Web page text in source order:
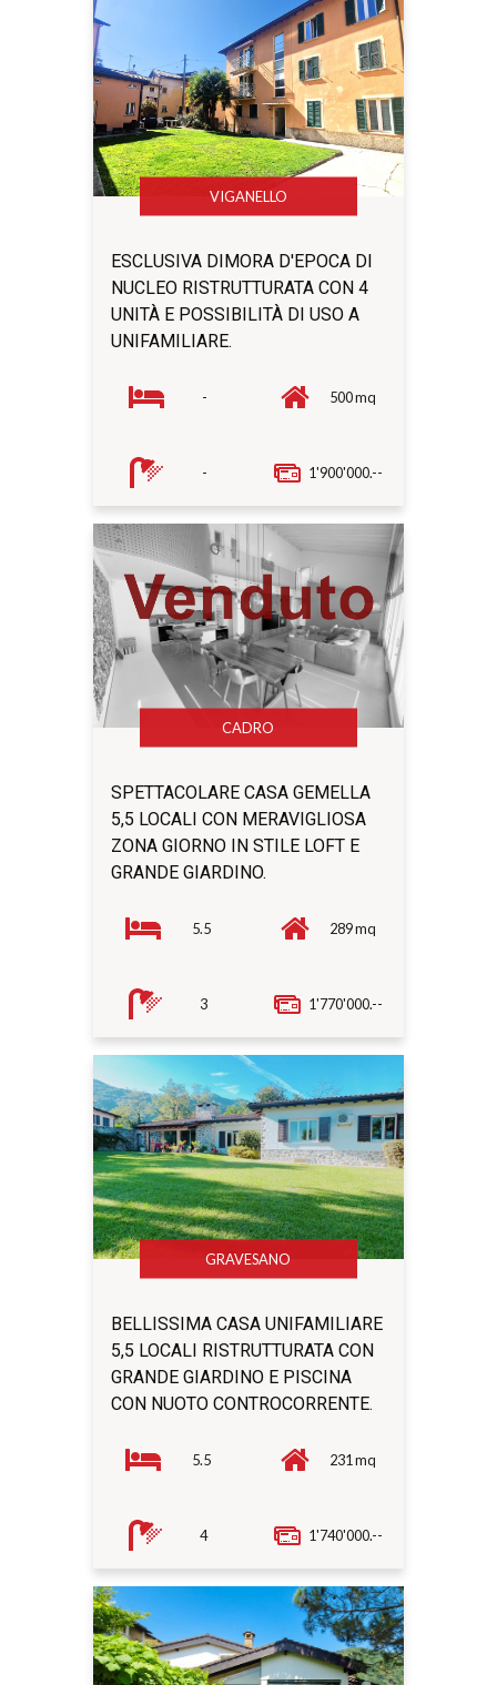
VIGANELLO
ESCLUSIVA DIMORA D'EPOCA DI
NUCLEO RISTRUTTURATA CON 4
UNITÀ E POSSIBILITÀ DI USO A
UNIFAMILIARE.
1'900'000.--
- 500 mq
-
CADRO
SPETTACOLARE CASA GEMELLA
5,5 LOCALI CON MERAVIGLIOSA
ZONA GIORNO IN STILE LOFT E
GRANDE GIARDINO.
1'770'000.--
5.5 289 mq
3
GRAVESANO
BELLISSIMA CASA UNIFAMILIARE
5,5 LOCALI RISTRUTTURATA CON
GRANDE GIARDINO E PISCINA
CON NUOTO CONTROCORRENTE.
1'740'000.--
5.5 231 mq
4